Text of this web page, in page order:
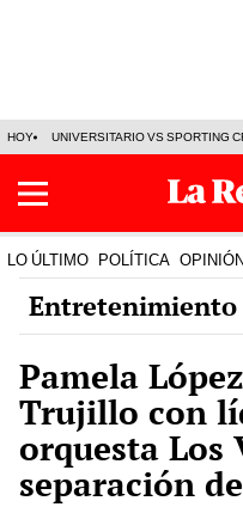
HOY UNIVERSITARIO VS SPORTING
LO ÚLTIMO POLÍTICA OPINIÓN
Entretenimiento
Pamela
Trujillo con
orquesta
separación